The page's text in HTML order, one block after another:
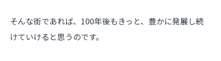
そんな街であれば、100年後もきっと、豊かに発展し続
けていけると思うのです。